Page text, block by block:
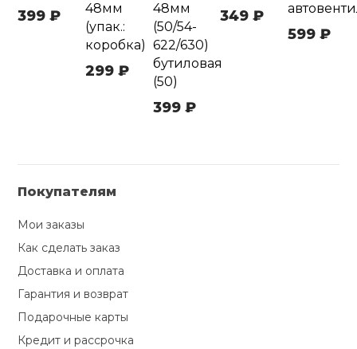
399 ₽
48мм
(упак.:
коробка)
299 ₽
48мм
(50/54-
622/630)
бутиловая
(50)
399 ₽
349 ₽
599 ₽
Покупателям
Мои заказы
Как сделать заказ
Доставка и оплата
Гарантия и возврат
Подарочные карты
Кредит и рассрочка